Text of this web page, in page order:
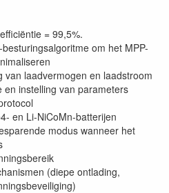
= 99,5%.
om het MPP-
van laadvermogen en laadstroom
en instelling van parameters
en Li-NiCoMn-batterijen
modus wanneer het
(diepe ontlading,